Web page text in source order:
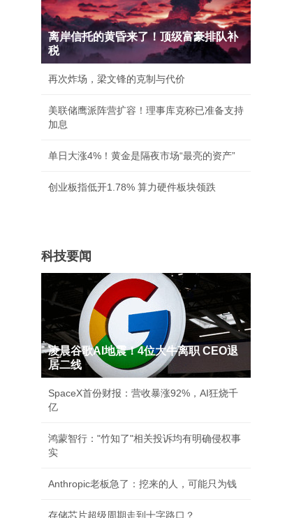
离岸信托的黄昏来了！顶级富豪排队补
税
再次炸场，梁文锋的克制与代价
美联储鹰派阵营扩容！理事库克称已准备支持
加息
单日大涨4%！黄金是隔夜市场“最亮的资产”
创业板指低开1.78% 算力硬件板块领跌
科技要闻
凌晨谷歌AI地震！4位大牛离职 CEO退
居二线
SpaceX首份财报：营收暴涨92%，AI狂烧千
亿
鸿蒙智行："竹知了"相关投诉均有明确侵权事
实
Anthropic老板急了：挖来的人，可能只为钱
存储芯片超级周期走到十字路口？